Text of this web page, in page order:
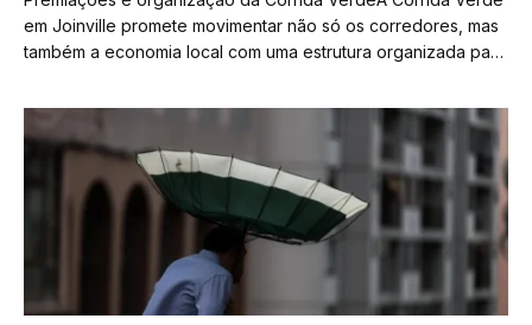
em Joinville promete movimentar não só os corredores, mas
também a economia local com uma estrutura organizada para
primeiros colocados no geral, tanto…